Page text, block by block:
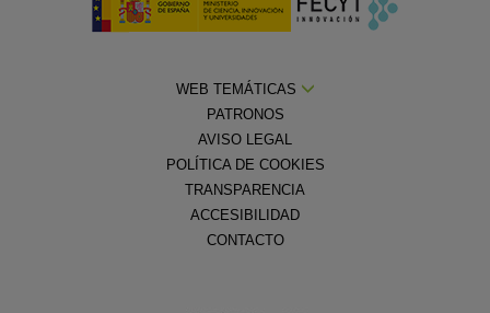
WEB TEMÁTICAS
PATRONOS
AVISO LEGAL
POLÍTICA DE COOKIES
TRANSPARENCIA
ACCESIBILIDAD
CONTACTO